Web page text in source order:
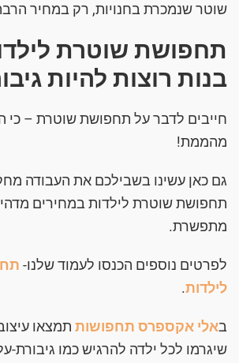
שוטר שנמכרת בחנויות, רק במחיר
תחפושת שוטרת
בנות רוצות להיות
חייבים לדבר על תחפושת שוטרת – כי
מהממת!
גם כאן עשינו בשבילכם את העבודה
תחפושת שוטרת לילדות במחירים
מתפשרת.
לפרטים נוספים הכנסו לעמוד שלנו-
לילדות.
באלי אקספרס תחפושות תמצאו
שיגרמו לכל ילדה להרגיש כמו גיבורת-